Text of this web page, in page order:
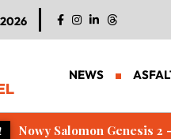
NEWS
Nowy Salomon Genesis 2